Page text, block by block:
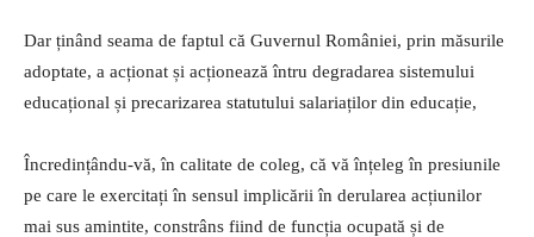
Dar ținând seama de faptul că Guvernul României, prin măsurile
adoptate, a acționat și acționează întru degradarea sistemului
educațional și precarizarea statutului salariaților din educație,
Încredințându-vă, în calitate de coleg, că vă înțeleg în presiunile
pe care le exercitați în sensul implicării în derularea acțiunilor
mai sus amintite, constrâns fiind de funcția ocupată și de